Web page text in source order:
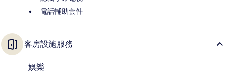
電話輔助套件
客房設施服務
娛樂